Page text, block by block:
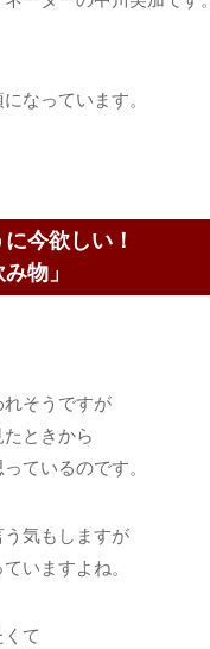
なっています。
今欲しい！
物」
そうですが
ときから
ているのです。
気もしますが
いますよね。
て